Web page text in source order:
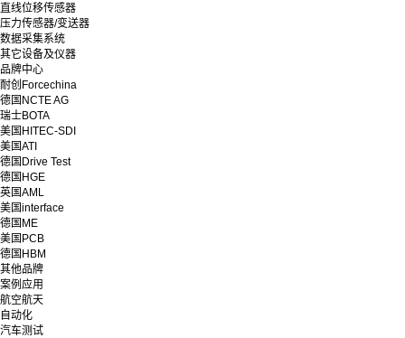
直线位移传感器
压力传感器/变送器
数据采集系统
其它设备及仪器
品牌中心
耐创Forcechina
德国NCTE AG
瑞士BOTA
美国HITEC-SDI
美国ATI
德国Drive Test
德国HGE
英国AML
美国interface
德国ME
美国PCB
德国HBM
其他品牌
案例应用
航空航天
自动化
汽车测试